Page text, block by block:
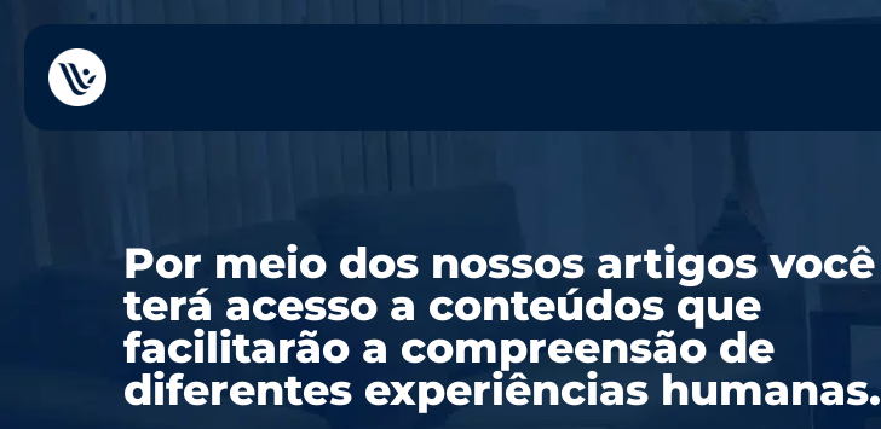
Por meio dos nossos artigos você
terá acesso a conteúdos que
facilitarão a compreensão de
diferentes experiências humanas.